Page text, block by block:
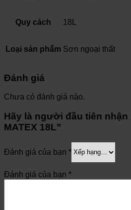
Quy cách 18L
Loại sản phẩm Sơn ngoại thất
Đánh giá
Chưa có đánh giá nào.
Hãy là người đầu tiên nhận
MATEX 18L”
Đánh giá của bạn *
Đánh giá của bạn *